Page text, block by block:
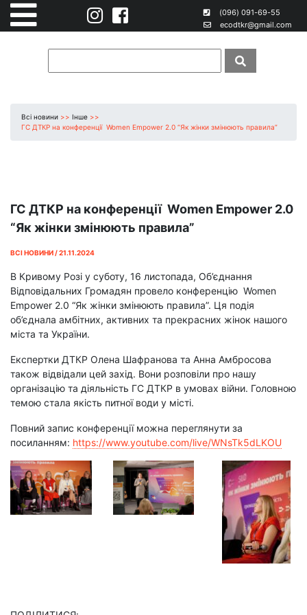
(096) 091-69-55
ecodtkr@gmail.com
Всі новини >> Інше >>
ГС ДТКР на конференції Women Empower 2.0 “Як жінки змінюють правила”
ГС ДТКР на конференції Women Empower 2.0
“Як жінки змінюють правила”
ВСІ НОВИНИ / 21.11.2024
В Кривому Розі у суботу, 16 листопада, Об’єднання
Відповідальних Громадян провело конференцію Women
Empower 2.0 “Як жінки змінюють правила”. Ця подія
об’єднала амбітних, активних та прекрасних жінок нашого
міста та України.
Експертки ДТКР Олена Шафранова та Анна Амбросова
також відвідали цей захід. Вони розповіли про нашу
організацію та діяльність ГС ДТКР в умовах війни. Головною
темою стала якість питної води у місті.
Повний запис конференції можна переглянути за
посиланням: https://www.youtube.com/live/WNsTk5dLKOU